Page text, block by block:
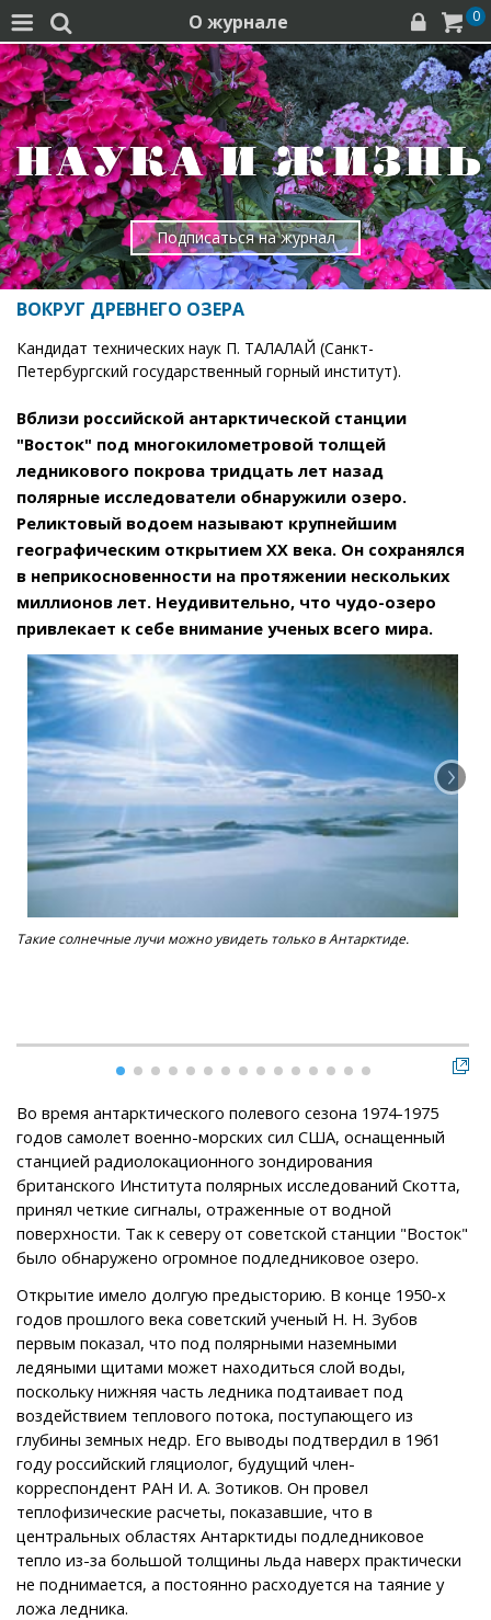
  О журнале   0
Подписаться на журнал
ВОКРУГ ДРЕВНЕГО ОЗЕРА
Кандидат технических наук П. ТАЛАЛАЙ (Санкт-
Петербургский государственный горный институт).
Вблизи российской антарктической станции
"Восток" под многокилометровой толщей
ледникового покрова тридцать лет назад
полярные исследователи обнаружили озеро.
Реликтовый водоем называют крупнейшим
географическим открытием ХХ века. Он сохранялся
в неприкосновенности на протяжении нескольких
миллионов лет. Неудивительно, что чудо-озеро
привлекает к себе внимание ученых всего мира.
Такие солнечные лучи можно увидеть только в Антарктиде.
Во время антарктического полевого сезона 1974-1975
годов самолет военно-морских сил США, оснащенный
станцией радиолокационного зондирования
британского Института полярных исследований Скотта,
принял четкие сигналы, отраженные от водной
поверхности. Так к северу от советской станции "Восток"
было обнаружено огромное подледниковое озеро.
Открытие имело долгую предысторию. В конце 1950-х
годов прошлого века советский ученый Н. Н. Зубов
первым показал, что под полярными наземными
ледяными щитами может находиться слой воды,
поскольку нижняя часть ледника подтаивает под
воздействием теплового потока, поступающего из
глубины земных недр. Его выводы подтвердил в 1961
году российский гляциолог, будущий член-
корреспондент РАН И. А. Зотиков. Он провел
теплофизические расчеты, показавшие, что в
центральных областях Антарктиды подледниковое
тепло из-за большой толщины льда наверх практически
не поднимается, а постоянно расходуется на таяние у
ложа ледника.